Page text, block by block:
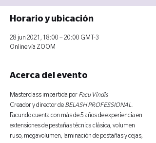
Horario y ubicación
28 jun 2021, 18:00 – 20:00 GMT-3
Online vía ZOOM
Acerca del evento
Masterclass impartida por Facu Vindis
Creador y director de BELASH PROFESSIONAL.
Facundo cuenta con más de 5 años de experiencia en
extensiones de pestañas técnica clásica, volumen
ruso, megavolumen, laminación de pestañas y cejas,